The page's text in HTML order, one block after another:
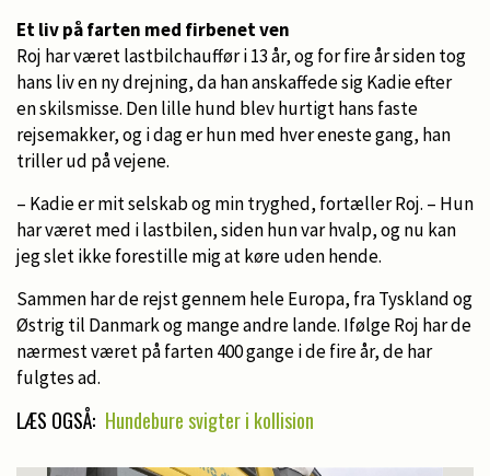
Et liv på farten med firbenet ven
Roj har været lastbilchauffør i 13 år, og for fire år siden tog
hans liv en ny drejning, da han anskaffede sig Kadie efter
en skilsmisse. Den lille hund blev hurtigt hans faste
rejsemakker, og i dag er hun med hver eneste gang, han
triller ud på vejene.
– Kadie er mit selskab og min tryghed, fortæller Roj. – Hun
har været med i lastbilen, siden hun var hvalp, og nu kan
jeg slet ikke forestille mig at køre uden hende.
Sammen har de rejst gennem hele Europa, fra Tyskland og
Østrig til Danmark og mange andre lande. Ifølge Roj har de
nærmest været på farten 400 gange i de fire år, de har
fulgtes ad.
LÆS OGSÅ: Hundebure svigter i kollision